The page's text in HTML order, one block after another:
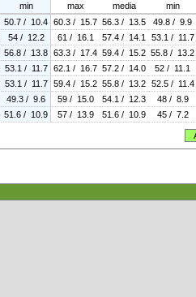
min max media
min
50.7 / 10.4 60.3 / 15.7 56.3 / 13.5
49.8 / 9.9
54 / 12.2 61 / 16.1 57.4 / 14.1
53.1 / 11.7
56.8 / 13.8 63.3 / 17.4 59.4 / 15.2 55.8 / 13.2
53.1 / 11.7 62.1 / 16.7 57.2 / 14.0
52 / 11.1
53.1 / 11.7 59.4 / 15.2 55.8 / 13.2 52.5 / 11.4
49.3 / 9.6 59 / 15.0 54.1 / 12.3
48 / 8.9
51.6 / 10.9 57 / 13.9 51.6 / 10.9 45 / 7.2